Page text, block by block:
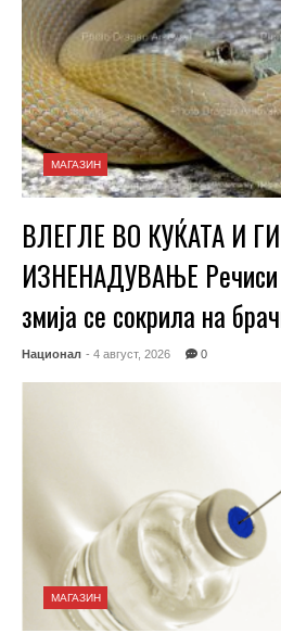
МАГАЗИН
ВЛЕГЛЕ ВО КУЌАТА И
ИЗНЕНАДУВАЊЕ Речиси
змија се сокрила на
Национал - 4 август, 2026 0
МАГАЗИН